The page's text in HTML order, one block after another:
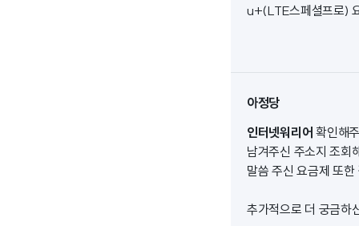
u+(LTE스페셜프로)
아정당
인터넷워리어 확인해
남겨주신 주소지 조회
말씀 주신 요금제 또
추가적으로 더 궁금하